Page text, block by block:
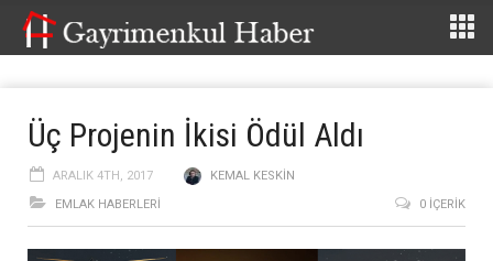
Üç Projenin İkisi Ödül Aldı
ARALIK 4TH, 2017
KEMAL KESKIN
EMLAK HABERLERI
0 İÇERIK